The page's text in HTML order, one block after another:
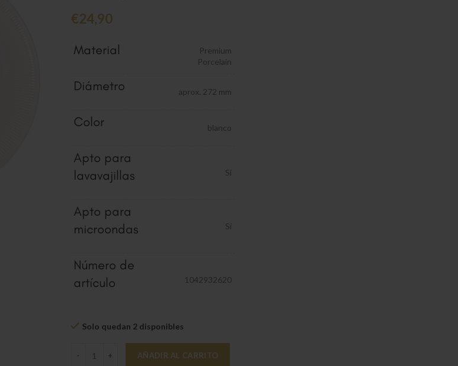
€24,90
Material
Premium
Porcelain
Diámetro aprox. 272 mm
Color blanco
Apto para
lavavajillas
Sí
Apto para
microondas
Sí
Número de
artículo
1042932620
Solo quedan 2 disponibles
Afina plato llano 27 cm ? cantidad
AÑADIR AL CARRITO